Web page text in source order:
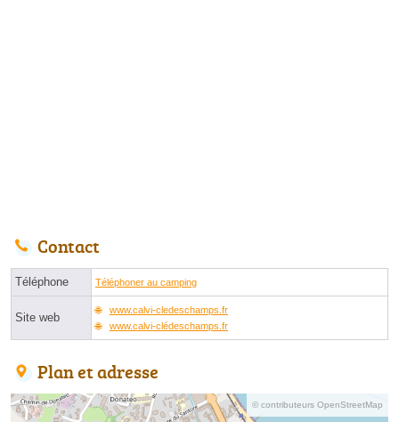
Contact
Téléphone Téléphoner au camping
Site web
www.calvi-cledeschamps.fr
www.calvi-clédeschamps.fr
Plan et adresse
© contributeurs OpenStreetMap